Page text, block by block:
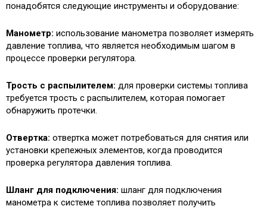
понадобятся следующие инструменты и оборудование:
Манометр: использование манометра позволяет измерять
давление топлива, что является необходимым шагом в
процессе проверки регулятора.
Трость с распылителем: для проверки системы топлива
требуется трость с распылителем, которая помогает
обнаружить протечки.
Отвертка: отвертка может потребоваться для снятия или
установки крепежных элементов, когда проводится
проверка регулятора давления топлива.
Шланг для подключения: шланг для подключения
манометра к системе топлива позволяет получить